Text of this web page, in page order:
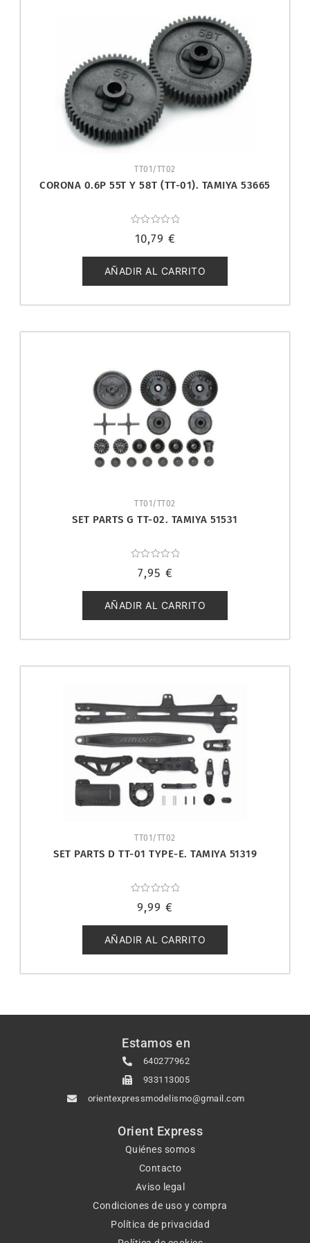
TT01/TT02
CORONA 0.6P 55T Y 58T (TT-01). TAMIYA 53665
con
de
5
10,79 €
AÑADIR AL CARRITO
TT01/TT02
SET PARTS G TT-02. TAMIYA 51531
con
de
5
7,95 €
AÑADIR AL CARRITO
TT01/TT02
SET PARTS D TT-01 TYPE-E. TAMIYA 51319
con
de
5
9,99 €
AÑADIR AL CARRITO
Estamos en
640277962
933113005
orientexpressmodelismo@gmail.com
Orient Express
Quiénes somos
Contacto
Aviso legal
Condiciones de uso y compra
Política de privacidad